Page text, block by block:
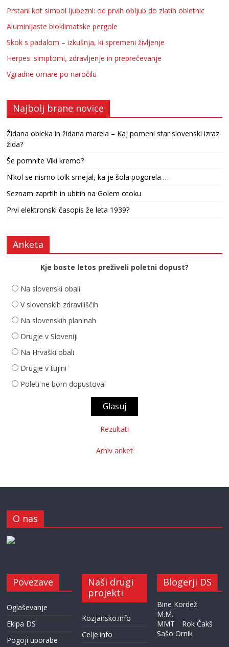
Prstani kot simbol ljubezni: od prvih obljub do zlatih obletnic
Aluminijaste bioklimatske pergole
Skok s padalom – izkušnja, ki spremeni življenje
Herpes: simptomi, zdravljenje in preprečevanje
Vgradne omare po naročilu
Najbolj brane novice
Židana obleka in židana marela – Kaj pomeni star slovenski izraz
žida?
Še pomnite Viki kremo?
N’kol se nismo tolk smejal, ka je šola pogorela …
Seznam zaprtih in ubitih na Golem otoku
Prvi elektronski časopis že leta 1939?
Anketa
Kje boste letos preživeli poletni dopust?
Na slovenski obali
V slovenskih zdraviliščih
Na slovenskih planinah
Drugje v Sloveniji
Na Hrvaški obali
Drugje v tujini
Poleti ne bom dopustoval
Rezultati
Arhiv anket
O nas
Povezave
Oglaševanje
Ekipa DS
Pogoji uporabe
Naši drugi
projekti
Kozjansko.info
Celje.info
Blogerji DS
Bine Kordež
M.M.
MMT
Rok Čakš
Sašo Ornik